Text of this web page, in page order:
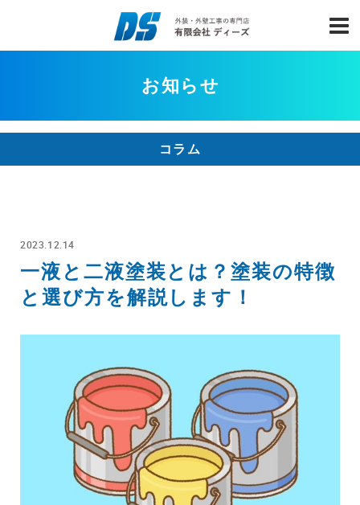
お知らせ
コラム
2023.12.14
一液と二液塗装とは？塗装の特徴
と選び方を解説します！